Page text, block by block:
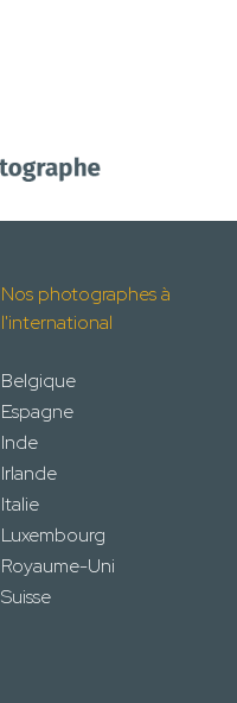
Nos photographes à
l'international
Belgique
Espagne
Inde
Irlande
Italie
Luxembourg
Royaume-Uni
Suisse